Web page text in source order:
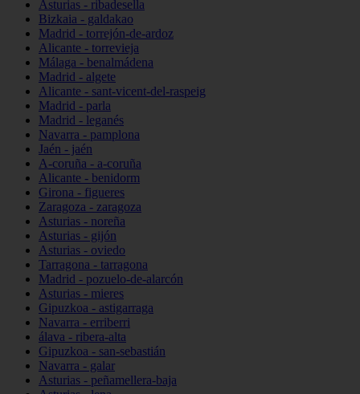
Asturias - ribadesella
Bizkaia - galdakao
Madrid - torrejón-de-ardoz
Alicante - torrevieja
Málaga - benalmádena
Madrid - algete
Alicante - sant-vicent-del-raspeig
Madrid - parla
Madrid - leganés
Navarra - pamplona
Jaén - jaén
A-coruña - a-coruña
Alicante - benidorm
Girona - figueres
Zaragoza - zaragoza
Asturias - noreña
Asturias - gijón
Asturias - oviedo
Tarragona - tarragona
Madrid - pozuelo-de-alarcón
Asturias - mieres
Gipuzkoa - astigarraga
Navarra - erriberri
álava - ribera-alta
Gipuzkoa - san-sebastián
Navarra - galar
Asturias - peñamellera-baja